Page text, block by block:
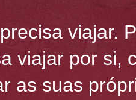
viajar.
viajar por si,
as suas